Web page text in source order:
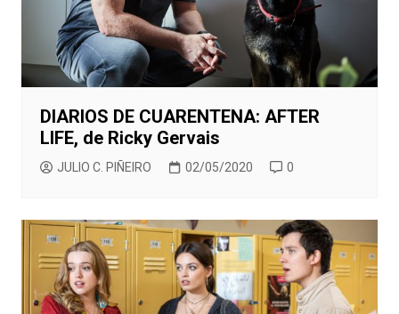
DIARIOS DE CUARENTENA: AFTER
LIFE, de Ricky Gervais
JULIO C. PIÑEIRO 02/05/2020 0